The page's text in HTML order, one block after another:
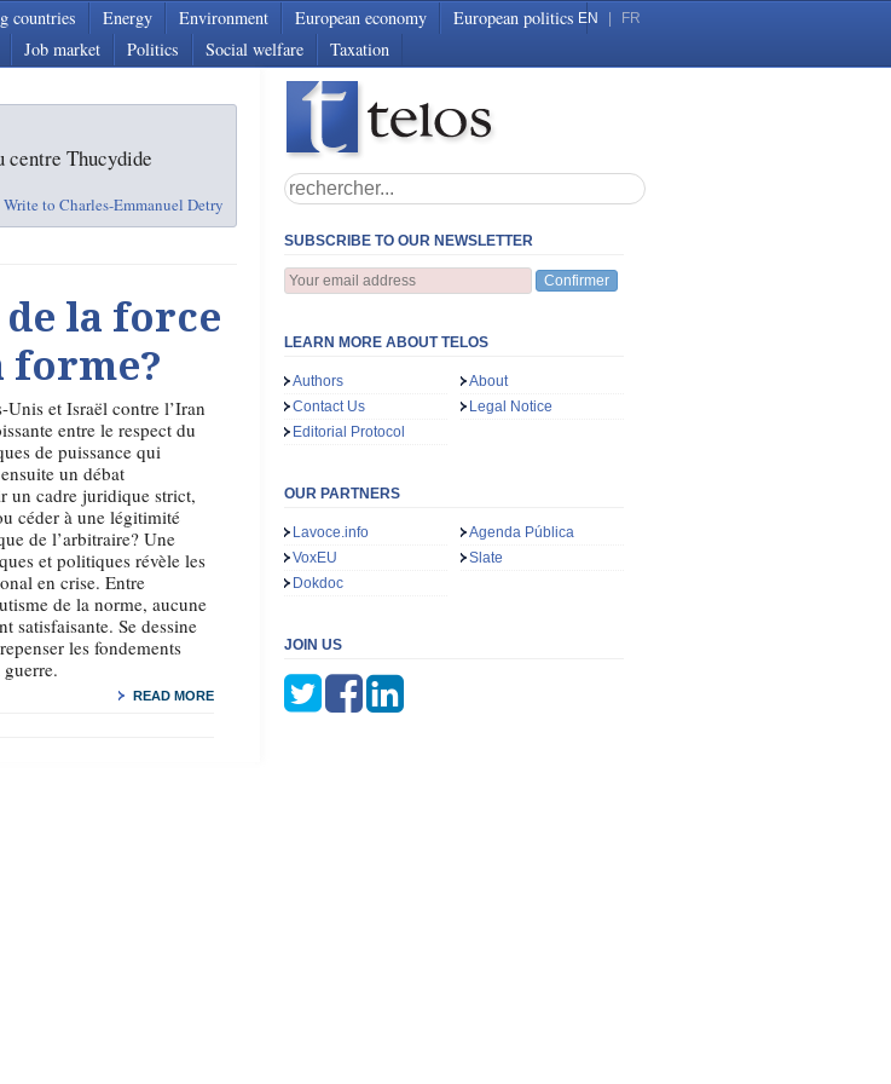
countries Energy Environment European economy
European politics
Job market Politics Social welfare Taxation
EN FR
centre Thucydide
Write to Charles-Emmanuel Detry
la force
forme?
et Israël contre l’Iran
entre le respect du
de puissance qui
un débat
un cadre juridique strict,
céder à une légitimité
de l’arbitraire? Une
et politiques révèle les
en crise. Entre
de la norme, aucune
satisfaisante. Se dessine
les fondements
READ MORE
SUBSCRIBE TO OUR NEWSLETTER
Confirmer
LEARN MORE ABOUT TELOS
Authors
About
Contact Us
Legal Notice
Editorial Protocol
OUR PARTNERS
Lavoce.info
Agenda Pública
VoxEU
Slate
Dokdoc
JOIN US